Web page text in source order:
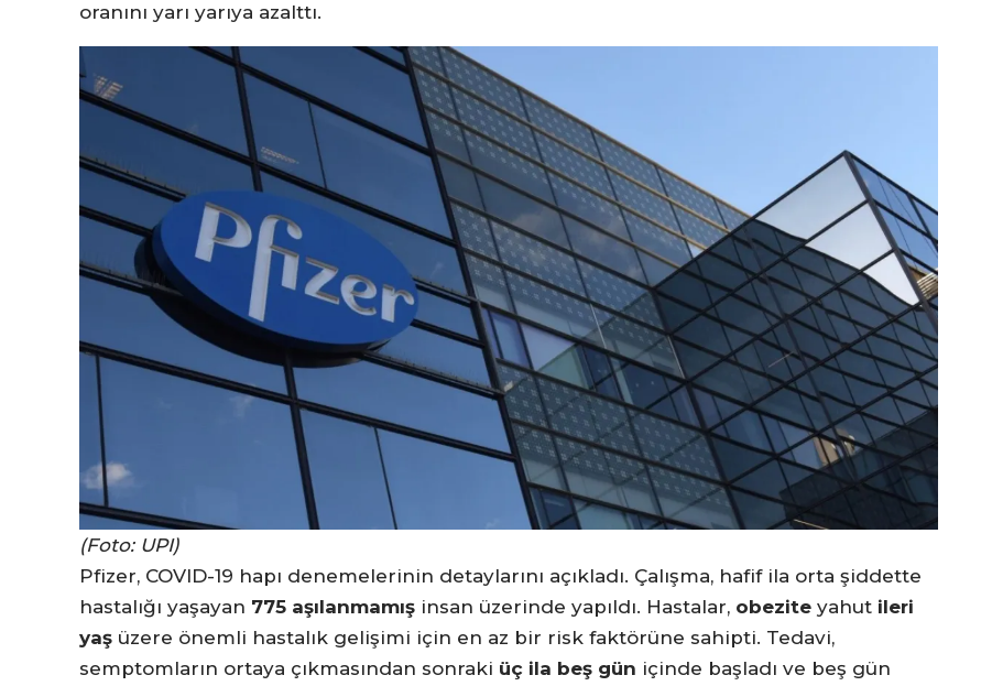
oranını yarı yarıya azalttı.
(Foto: UPI)
Pfizer, COVID-19 hapı denemelerinin detaylarını açıkladı. Çalışma, hafif ila orta şiddette
hastalığı yaşayan 775 aşılanmamış insan üzerinde yapıldı. Hastalar, obezite yahut ileri
yaş üzere önemli hastalık gelişimi için en az bir risk faktörüne sahipti. Tedavi,
semptomların ortaya çıkmasından sonraki üç ila beş gün içinde başladı ve beş gün